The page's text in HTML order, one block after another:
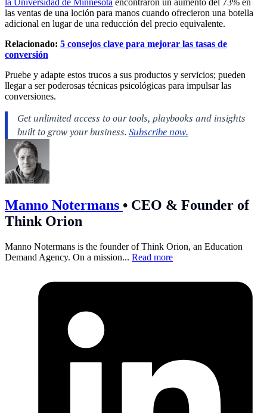
las ventas de una loción para manos cuando ofrecieron una botella
adicional en lugar de una reducción del precio equivalente.
Relacionado: 5 consejos clave para mejorar las tasas de
conversión
Pruebe y adapte estos trucos a sus productos y servicios; pueden
llegar a ser poderosas técnicas psicológicas para impulsar las
conversiones.
Manno Notermans • CEO & Founder of
Think Orion
Manno Notermans is the founder of Think Orion, an Education
Demand Agency. On a mission... Read more